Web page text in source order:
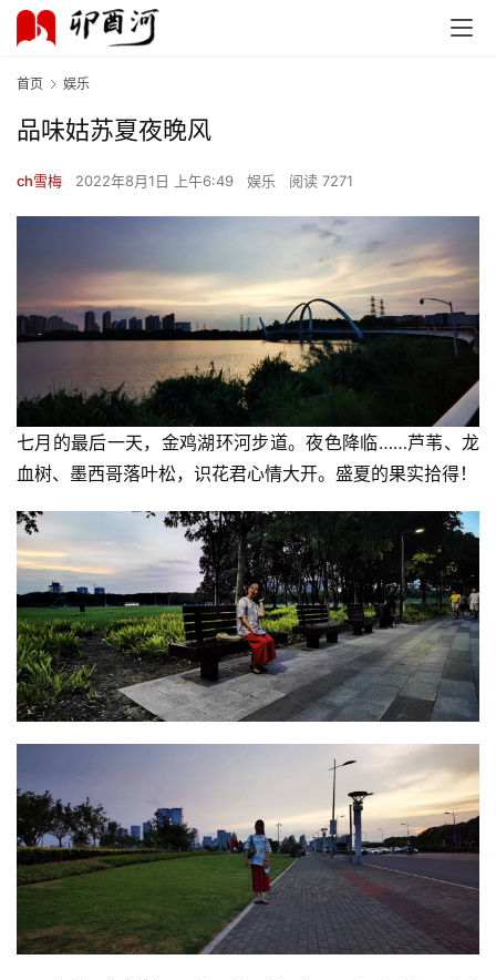
首页 娱乐
品味姑苏夏夜晚风
ch雪梅 2022年8月1日 上午6:49 娱乐 阅读 7271
七月的最后一天，金鸡湖环河步道。夜色降临……芦苇、龙
血树、墨西哥落叶松，识花君心情大开。盛夏的果实拾得！